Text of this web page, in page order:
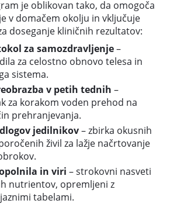
je oblikovan tako, da omogoča
v domačem okolju in vključuje
doseganje kliničnih rezultatov:
za samozdravljenje–
za celostno obnovo telesa in
sistema.
v petih tednih –
za korakom voden prehod na
prehranjevanja.
jedilnikov– zbirka okusnih
živil za lažje načrtovanje
in viri – strokovni nasveti
nutrientov, opremljeni z
tabelami.